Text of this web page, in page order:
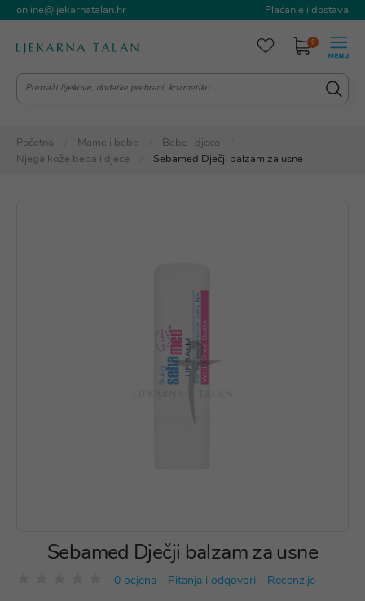
online@ljekarnatalan.hr Plaćanje i dostava
0
Početna Mame i bebe
Bebe i djeca
Njega kože beba i djece
Sebamed Dječji balzam za usne
Sebamed Dječji balzam za usne
0 ocjena Pitanja i odgovori Recenzije